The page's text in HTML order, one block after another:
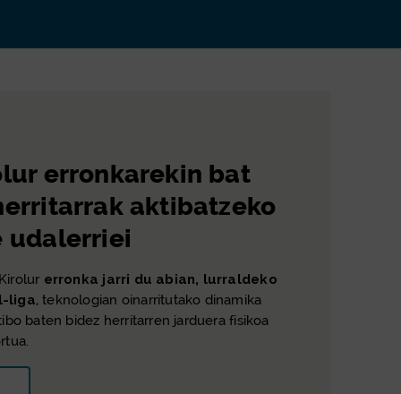
erronkarekin bat
aktibatzeko
udalerriei
erronka jarri du abian, lurraldeko
liga, teknologian oinarritutako dinamika
baten bidez herritarren jarduera fisikoa